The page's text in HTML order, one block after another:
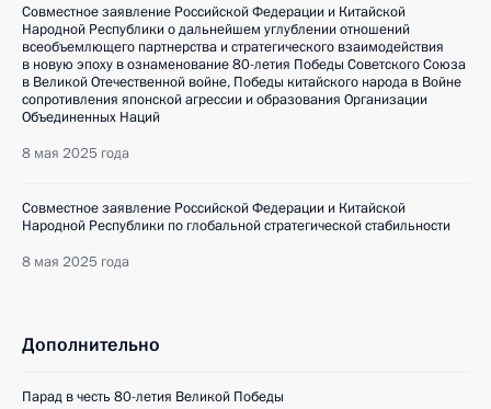
Совместное заявление Российской Федерации и Китайской
Народной Республики о дальнейшем углублении отношений
всеобъемлющего партнерства и стратегического взаимодействия
в новую эпоху в ознаменование 80-летия Победы Советского Союза
в Великой Отечественной войне, Победы китайского народа в Войне
сопротивления японской агрессии и образования Организации
Объединенных Наций
8 мая 2025 года
Совместное заявление Российской Федерации и Китайской
Народной Республики по глобальной стратегической стабильности
8 мая 2025 года
Дополнительно
Парад в честь 80-летия Великой Победы